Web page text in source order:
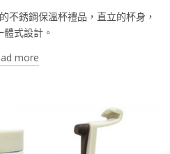
不銹鋼保溫杯禮品，直立的杯身，
體式設計。
more